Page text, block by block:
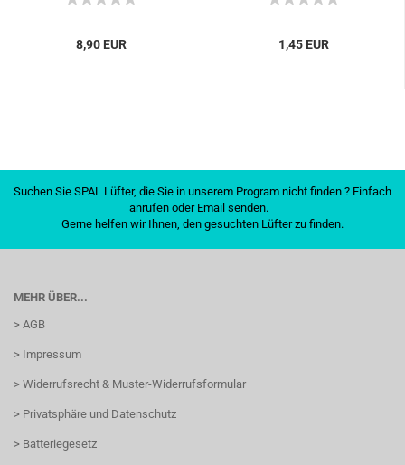
8,90 EUR 1,45 EUR
Suchen Sie SPAL Lüfter, die Sie in unserem Program nicht finden ? Einfach
anrufen oder Email senden.
Gerne helfen wir Ihnen, den gesuchten Lüfter zu finden.
MEHR ÜBER...
> AGB
> Impressum
> Widerrufsrecht & Muster-Widerrufsformular
> Privatsphäre und Datenschutz
> Batteriegesetz